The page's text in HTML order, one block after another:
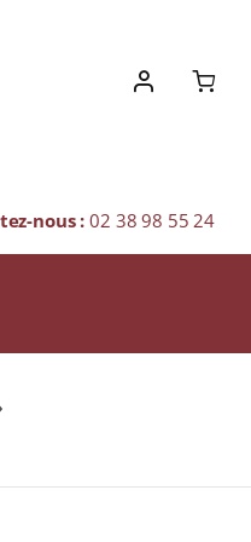
nous :02 38 98 55 24